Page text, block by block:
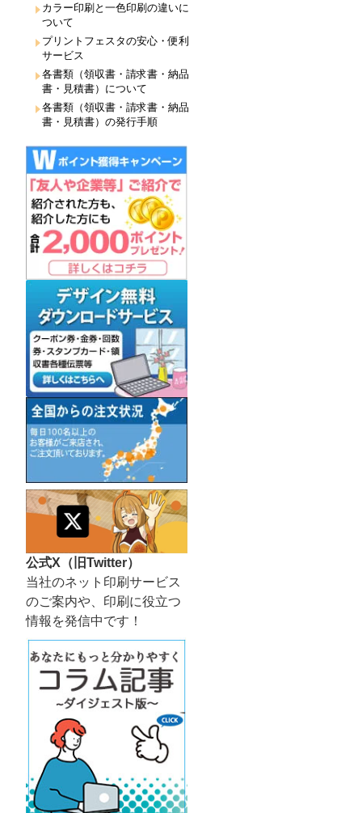
カラー印刷と一色印刷の違いに
ついて
プリントフェスタの安心・便利
サービス
各書類（領収書・請求書・納品
書・見積書）について
各書類（領収書・請求書・納品
書・見積書）の発行手順
公式X（旧Twitter）
当社のネット印刷サービス
のご案内や、印刷に役立つ
情報を発信中です！